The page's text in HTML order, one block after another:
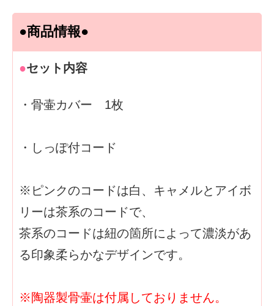
●商品情報●
●セット内容
・骨壷カバー 1枚
・しっぽ付コード
※ピンクのコードは白、キャメルとアイボ
リーは茶系のコードで、
茶系のコードは紐の箇所によって濃淡があ
る印象柔らかなデザインです。
※陶器製骨壷は付属しておりません。